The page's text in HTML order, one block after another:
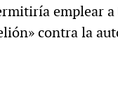
emplear
contra la